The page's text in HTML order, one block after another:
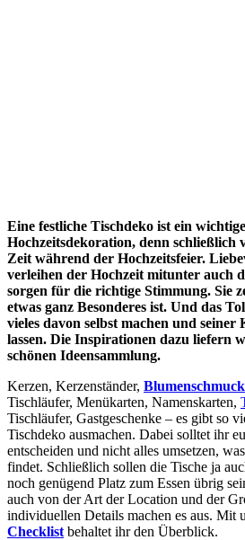
Eine festliche Tischdeko ist ein
Hochzeitsdekoration, denn schließlich
Zeit während der Hochzeitsfeier.
verleihen der Hochzeit mitunter auch
sorgen für die richtige Stimmung. Sie
etwas ganz Besonderes ist. Und das
vieles davon selbst machen und
lassen. Die Inspirationen dazu liefern
schönen Ideensammlung.
Kerzen, Kerzenständer, Blumenschmuck
Tischläufer, Menükarten, Namenskarten,
Tischläufer, Gastgeschenke – es gibt so
Tischdeko ausmachen. Dabei solltet ihr
entscheiden und nicht alles umsetzen,
findet. Schließlich sollen die Tische ja
noch genügend Platz zum Essen übrig
auch von der Art der Location und der
individuellen Details machen es aus. Mit
Checklist behaltet ihr den Überblick.